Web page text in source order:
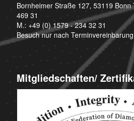
Bornheimer Straße 127, 53119 Bonn
469 31
M.: +49 (0) 1579 - 234 32 31
Besuch nur nach Terminvereinbarung
Mitgliedschaften/